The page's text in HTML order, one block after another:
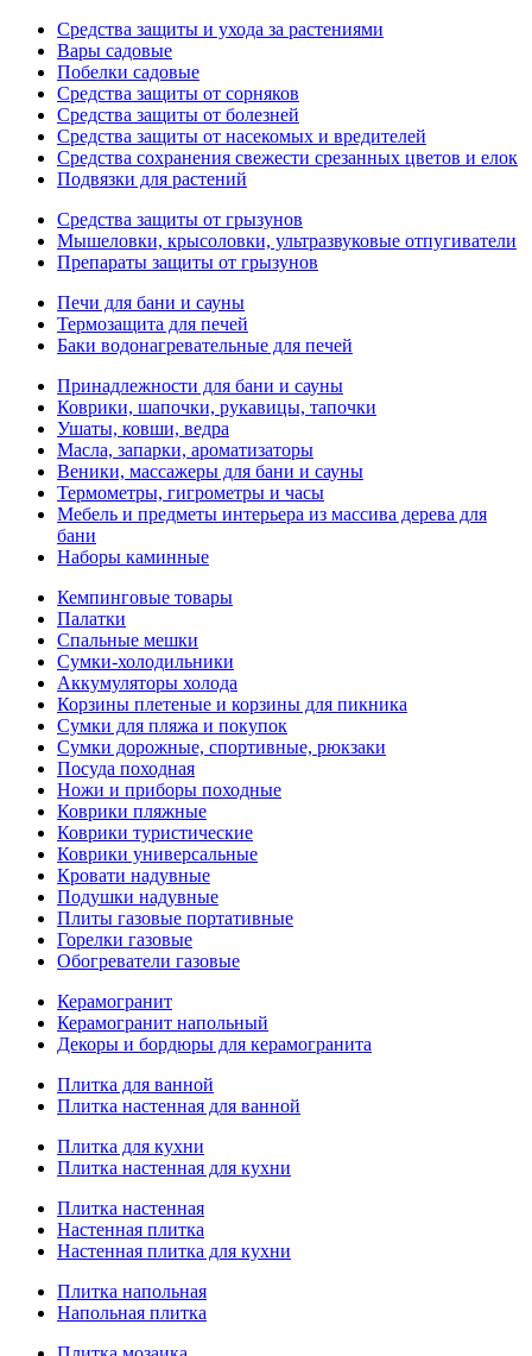
Средства защиты и ухода за растениями
Вары садовые
Побелки садовые
Средства защиты от сорняков
Средства защиты от болезней
Средства защиты от насекомых и вредителей
Средства сохранения свежести срезанных цветов и елок
Подвязки для растений
Средства защиты от грызунов
Мышеловки, крысоловки, ультразвуковые отпугиватели
Препараты защиты от грызунов
Печи для бани и сауны
Термозащита для печей
Баки водонагревательные для печей
Принадлежности для бани и сауны
Коврики, шапочки, рукавицы, тапочки
Ушаты, ковши, ведра
Масла, запарки, ароматизаторы
Веники, массажеры для бани и сауны
Термометры, гигрометры и часы
Мебель и предметы интерьера из массива дерева для
бани
Наборы каминные
Кемпинговые товары
Палатки
Спальные мешки
Сумки-холодильники
Аккумуляторы холода
Корзины плетеные и корзины для пикника
Сумки для пляжа и покупок
Сумки дорожные, спортивные, рюкзаки
Посуда походная
Ножи и приборы походные
Коврики пляжные
Коврики туристические
Коврики универсальные
Кровати надувные
Подушки надувные
Плиты газовые портативные
Горелки газовые
Обогреватели газовые
Керамогранит
Керамогранит напольный
Декоры и бордюры для керамогранита
Плитка для ванной
Плитка настенная для ванной
Плитка для кухни
Плитка настенная для кухни
Плитка настенная
Настенная плитка
Настенная плитка для кухни
Плитка напольная
Напольная плитка